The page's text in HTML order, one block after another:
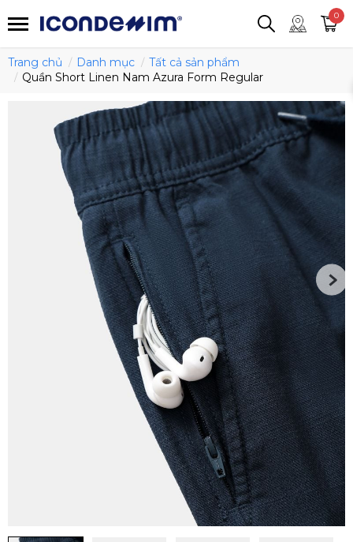
0
Trang chủ Danh mục
Tất cả sản phẩm
Quần Short Linen Nam Azura Form Regular